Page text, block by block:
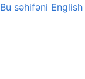
Bu səhifəni English